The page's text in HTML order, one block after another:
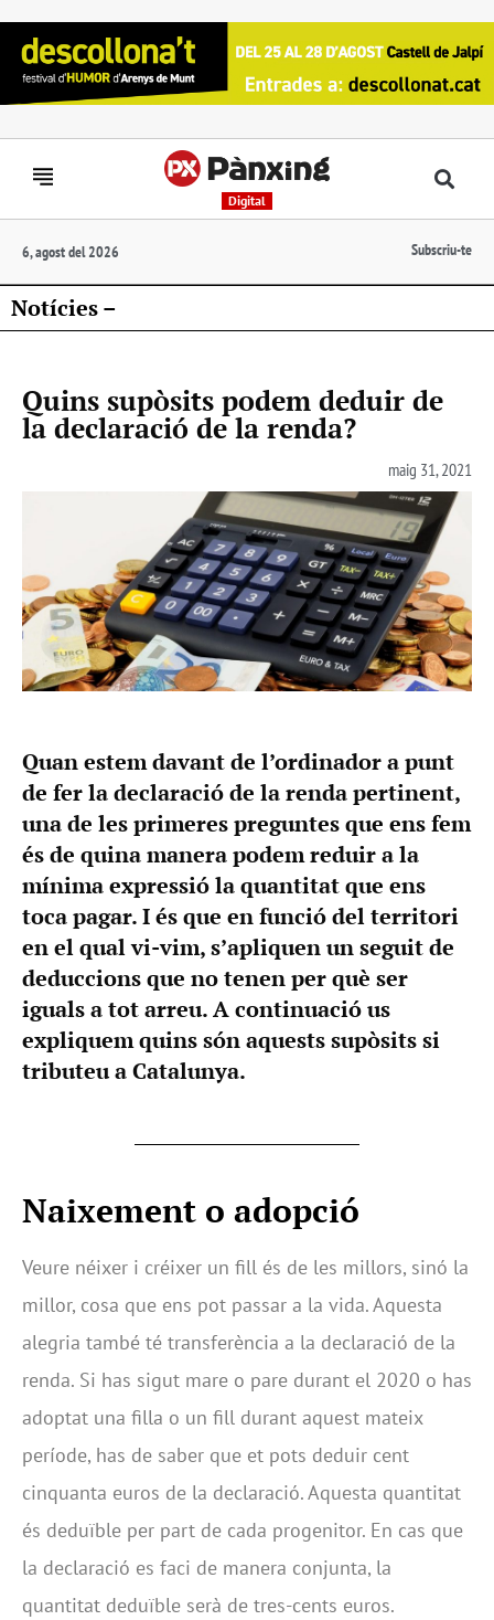
Digital
6, agost del 2026 Subscriu-te
Notícies –
Quins supòsits podem deduir de
la declaració de la renda?
maig 31, 2021
Quan estem davant de l’ordinador a punt
de fer la declaració de la renda pertinent,
una de les primeres preguntes que ens fem
és de quina manera podem reduir a la
mínima expressió la quantitat que ens
toca pagar. I és que en funció del territori
en el qual vi-vim, s’apliquen un seguit de
deduccions que no tenen per què ser
iguals a tot arreu. A continuació us
expliquem quins són aquests supòsits si
tributeu a Catalunya.
Naixement o adopció
Veure néixer i créixer un fill és de les millors, sinó la
millor, cosa que ens pot passar a la vida. Aquesta
alegria també té transferència a la declaració de la
renda. Si has sigut mare o pare durant el 2020 o has
adoptat una filla o un fill durant aquest mateix
període, has de saber que et pots deduir cent
cinquanta euros de la declaració. Aquesta quantitat
és deduïble per part de cada progenitor. En cas que
la declaració es faci de manera conjunta, la
quantitat deduïble serà de tres-cents euros.